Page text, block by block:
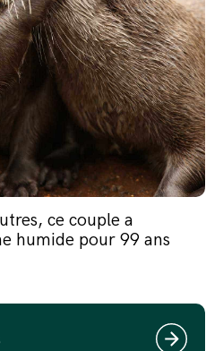
ce couple a
humide pour 99 ans